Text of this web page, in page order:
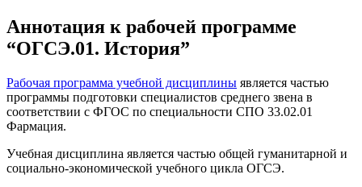
Аннотация к рабочей программе
“ОГСЭ.01. История”
Рабочая программа учебной дисциплины является частью
программы подготовки специалистов среднего звена в
соответствии с ФГОС по специальности СПО 33.02.01
Фармация.
Учебная дисциплина является частью общей гуманитарной и
социально-экономической учебного цикла ОГСЭ.